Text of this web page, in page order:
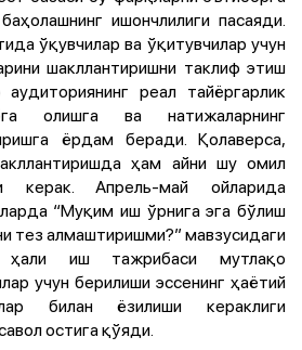
ишончлилиги пасаяди.
ўқувчилар ва ўқитувчилар учун
шакллантиришни таклиф этиш
реал тайёргарлик
олишга ва натижаларнинг
ёрдам беради. Қолаверса,
ҳам айни шу омил
керак. Апрель-май ойларида
“Муқим иш ўрнига эга бўлиш
тез алмаштиришми?” мавзусидаги
ҳали иш тажрибаси мутлақо
учун берилиши эссенинг ҳаётий
билан ёзилиши кераклиги
остига қўяди.